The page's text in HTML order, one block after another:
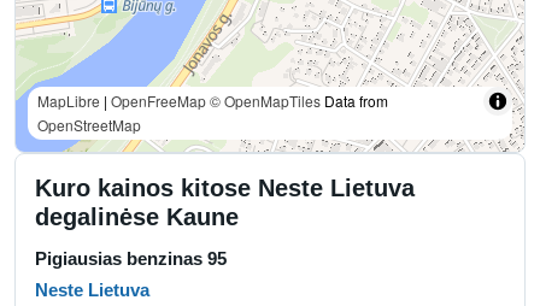
MapLibre | OpenFreeMap© OpenMapTiles Data from
OpenStreetMap
Kuro kainos kitose Neste Lietuva
degalinėse Kaune
Pigiausias benzinas 95
Neste Lietuva